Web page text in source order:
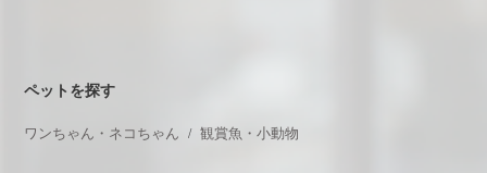
ペットを探す
ワンちゃん・ネコちゃん 観賞魚・小動物